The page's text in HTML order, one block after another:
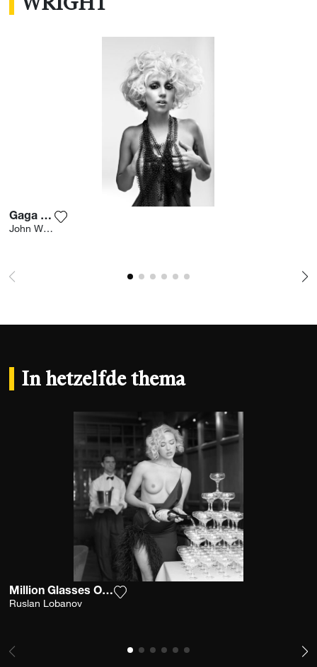
Gaga 001
John Wright
In hetzelfde thema
Million Glasses Of Champagne
Ruslan Lobanov